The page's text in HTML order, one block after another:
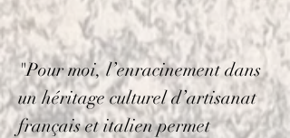
"Pour moi, l’enracinement dans
un héritage culturel d’artisanat
français et italien permet